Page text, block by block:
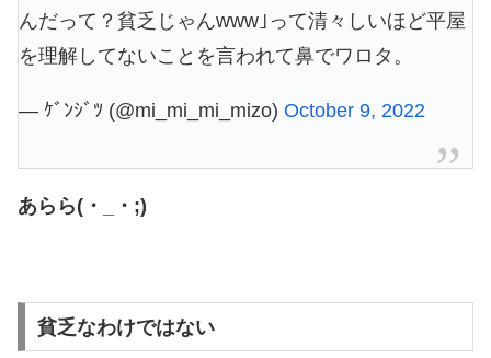
んだって？貧乏じゃんwww｣って清々しいほど平屋
を理解してないことを言われて鼻でワロタ。
— ｹﾞﾝｼﾞﾂ (@mi_mi_mi_mizo) October 9, 2022
あらら(・_・;)
貧乏なわけではない